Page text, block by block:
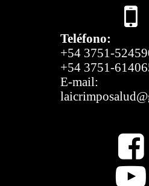

Teléfono:
+54 3751-
+54 3751-
E-mail:

